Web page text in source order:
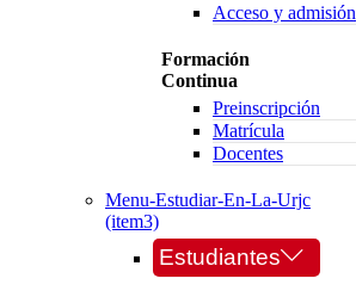
Acceso y admisión
Formación
Continua
Preinscripción
Matrícula
Docentes
Menu-Estudiar-En-La-Urjc
(item3)
Estudiantes